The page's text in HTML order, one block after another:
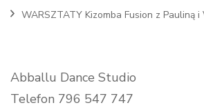
WARSZTATY Kizomba Fusion z Pauliną
Abballu Dance Studio
Telefon 796 547 747